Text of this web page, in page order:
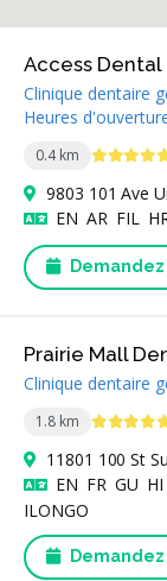
0.4 km 4.9 étoiles
Access Dental
Clinique dentaire
Heures
9803 101 Ave Unit 100, Grande
EN Anglais
AR Arabe
FIL
1.8 km 4.8 étoiles
Prairie Mall
Clinique dentaire
11801 100 St Suite 216, Grande
EN Anglais
FR Français
GU HI
ILONGO